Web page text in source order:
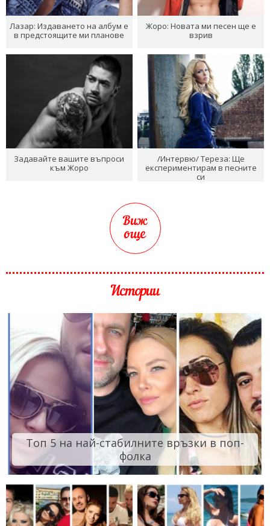
Лазар: Издаването на албум е
в предстоящите ми планове
Жоро: Новата ми песен ще е
взрив
Задавайте вашите въпроси
към Жоро
/Интервю/ Тереза: Ще
експериментирам в песните
си
Виж
още
Истории
Топ 5 на най-стабилните връзки в поп-
фолка